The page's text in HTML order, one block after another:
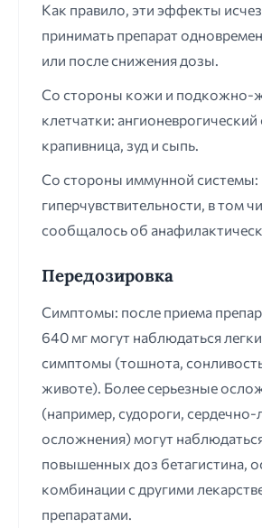
Как правило, эти эффекты
принимать препарат
или после снижения дозы.
Со стороны кожи и подкожно-
клетчатки: ангионеврогический
крапивница, зуд и сыпь.
Со стороны иммунной системы:
гиперчувствительности, в том
сообщалось об
Передозировка
Симптомы: после приема
640 мг могут наблюдаться
симптомы (тошнота,
животе). Более серьезные
(например, судороги,
осложнения) могут
повышенных доз бетагистина,
комбинации с другими
препаратами.